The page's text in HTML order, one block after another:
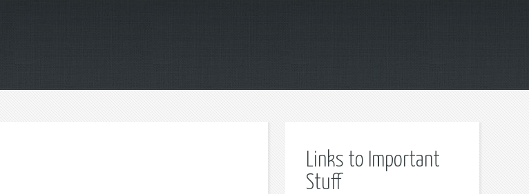
Links to Important
Stuff